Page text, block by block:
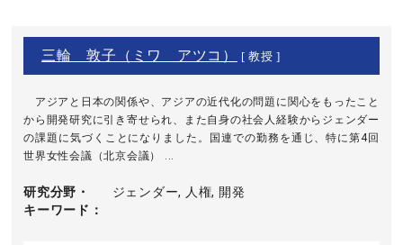
三輪 敦子（ミワ アツコ） [ 教授 ]
アジアと日本の関係や、アジアの近代化の問題に関心をもったこと
から開発研究に引き寄せられ、また自身の社会人経験からジェンダー
の課題に気づくことになりました。国連での勤務を通じ、特に第4回
世界女性会議（北京会議） ...
研究分野・
キーワード
ジェンダー, 人権, 開発